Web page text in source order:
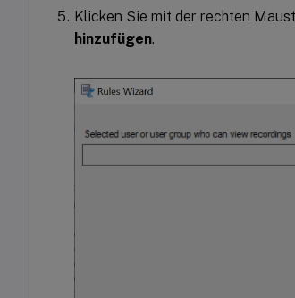
Klicken Sie mit der rechten
hinzufügen.